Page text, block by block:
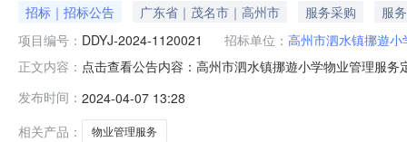
招标｜招标公告 广东省｜茂名市｜高州市 服务采购
服务
项目编号： DDYJ-2024-1120021 招标单位： 高州市泗水镇挪遊小
正文内容： 点击查看公告内容：高州市泗水镇挪遊小学物业管理服
细说明:查看附件按服务清单要求13,000宗编号服务描述
价方式。
发布时间： 2024-04-07 13:28
相关产品：
物业管理服务